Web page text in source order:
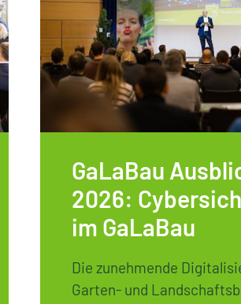
GaLaBau
2026:
im GaLaBau
Die zunehmende
Garten- und